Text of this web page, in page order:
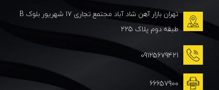
تهران بازار آهن شاد آباد مجتمع تجاری 17 شهریور بلوک B
طبقه دوم پلاک 225
09125679421
66657900